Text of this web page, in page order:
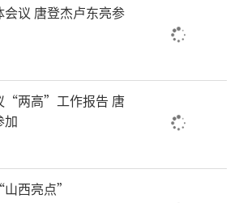
害化处理实现智慧监管全覆
继续锚定美丽太原建设总目
、美丽河湖、美丽乡村、无
为功，持续深入打好蓝天、
，为再现“锦绣太原城”盛
太原篇章注入持久生态动
议 唐登杰卢东亮参
“两高”工作报告 唐
加
西亮点”